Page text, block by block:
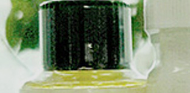
インビザラインGoシ
ステム
審美歯科